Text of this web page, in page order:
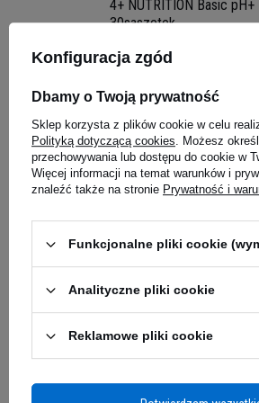
stworzony przez 4 SPORT
dedykowany dla sportowców i
fizycznie, którzy pragną
swoich treningów. Ten
białka serwatkowego
opracowany, aby wspierać
mięśni i efektywną budowę
mięśniowej.
Odkryj Moc
intensywnym treningu Twoje
4+ NUTRITION Basic pH+
30saszetek
60,29 zł
Kup teraz - wysyłka w
Zapytaj o
E-mail
Konfiguracja zgód
Dbamy o Twoją prywatność
Sklep korzysta z plików cookie w celu
Polityką dotyczącą cookies. Możesz
przechowywania lub dostępu do cookie w
Więcej informacji na temat warunków i
znaleźć także na stronie Prywatność i
Funkcjonalne pliki cookie
Analityczne pliki cookie
Reklamowe pliki cookie